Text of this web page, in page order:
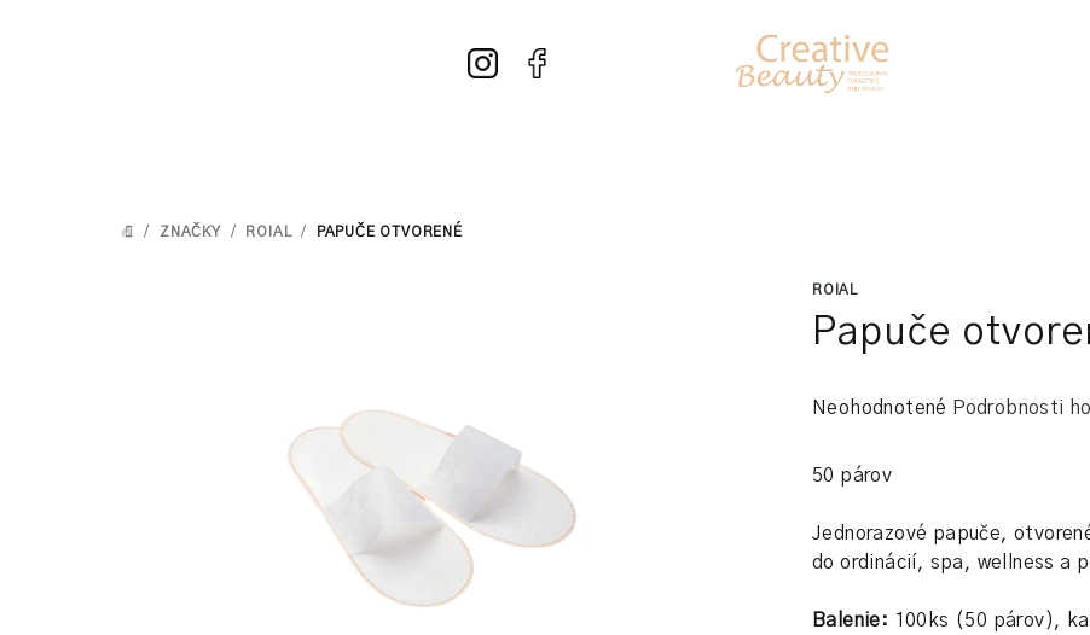
DOMOV
/ ZNAČKY / ROIAL / PAPUČE OTVORENÉ
ROIAL
Papuče
Priemerné
produktu
0,0
z
hviezdičiek.
Neohodnotené Podrobnosti
50 párov
Jednorazové papuče,
do ordinácií, spa, wellness a
Balenie: 100ks (50 párov),